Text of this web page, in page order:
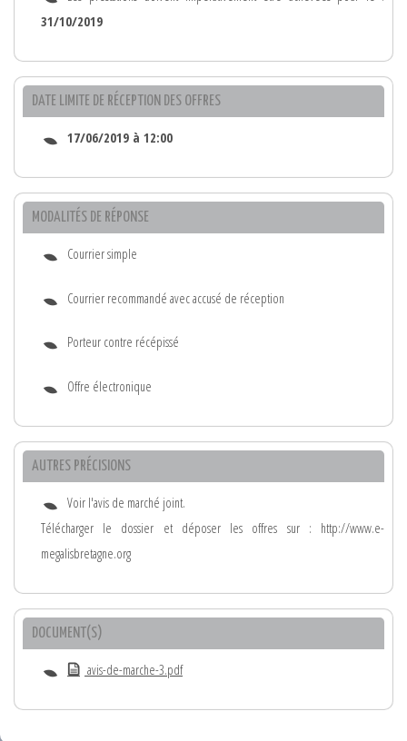
31/10/2019
DATE LIMITE DE RÉCEPTION DES OFFRES
17/06/2019 à 12:00
MODALITÉS DE RÉPONSE
Courrier simple
Courrier recommandé avec accusé de réception
Porteur contre récépissé
Offre électronique
AUTRES PRÉCISIONS
Voir l'avis de marché joint.
Télécharger le dossier et déposer les offres sur : http://www.e-
megalisbretagne.org
DOCUMENT(S)
avis-de-marche-3.pdf